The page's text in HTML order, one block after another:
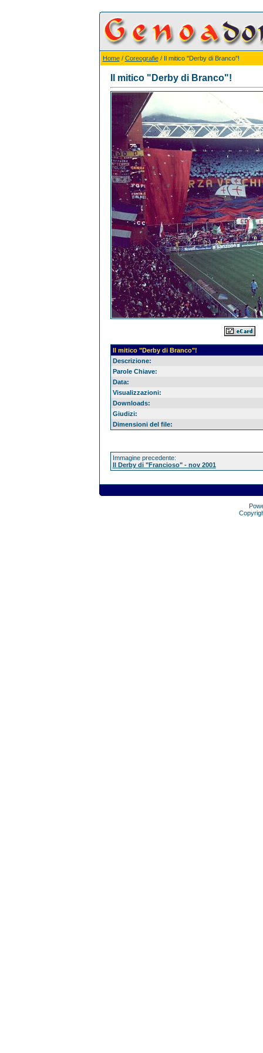
Home/ Coreografie/ Il mitico "Derby di Branco"!
Il mitico "Derby di Branco"!
Il mitico "Derby di Branco"!
Descrizione:
Parole Chiave:
Data:
Visualizzazioni:
Downloads:
Giudizi:
Dimensioni del file:
Immagine precedente:
Il Derby di "Francioso" - nov 2001